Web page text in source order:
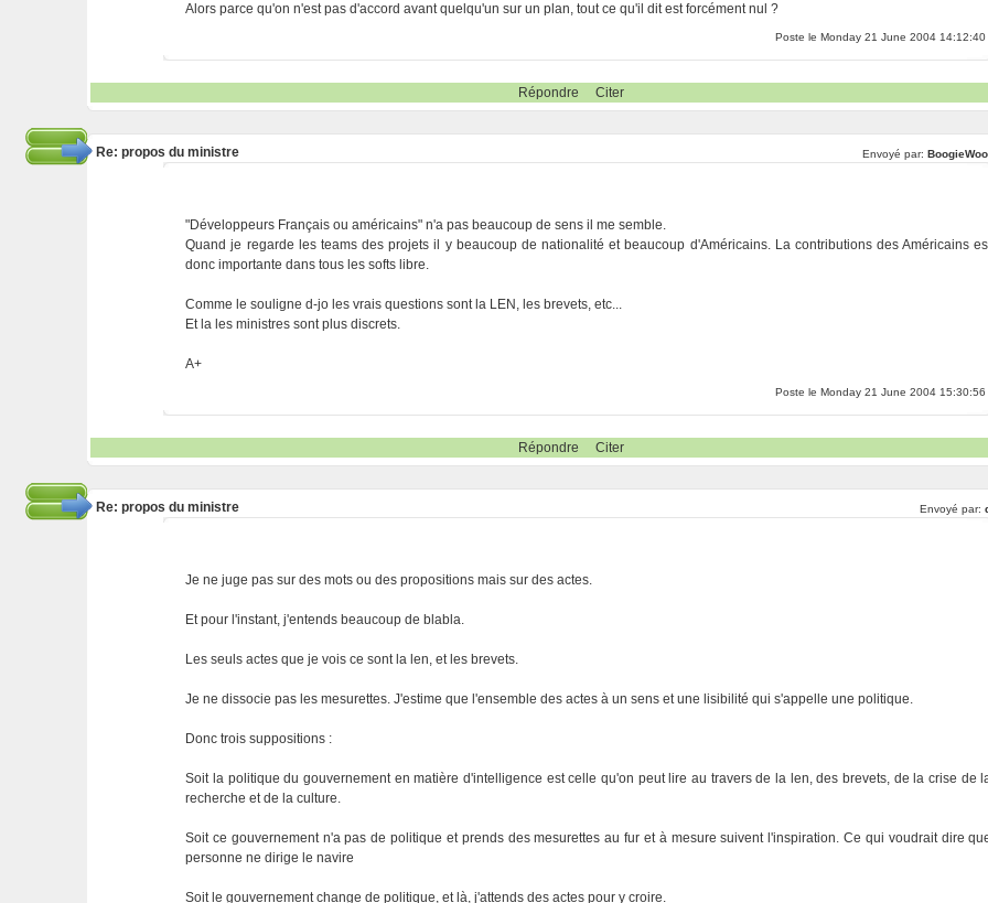
Alors parce qu'on n'est pas d'accord avant quelqu'un sur un plan, tout ce qu'il dit est forcément nul ?
Poste le Monday 21 June 2004 14:12:40
Répondre Citer
Re: propos du ministre Envoyé par:
"Développeurs Français ou américains" n'a pas beaucoup de sens il me semble.
Quand je regarde les teams des projets il y beaucoup de nationalité et beaucoup d'Américains. La contributions des Américains
donc importante dans tous les softs libre.
Comme le souligne d-jo les vrais questions sont la LEN, les brevets, etc...
Et la les ministres sont plus discrets.
A+
Poste le Monday 21 June 2004 15:30:56
Répondre Citer
Re: propos du ministre Envoyé par:
Je ne juge pas sur des mots ou des propositions mais sur des actes.
Et pour l'instant, j'entends beaucoup de blabla.
Les seuls actes que je vois ce sont la len, et les brevets.
Je ne dissocie pas les mesurettes. J'estime que l'ensemble des actes à un sens et une lisibilité qui s'appelle une politique.
Donc trois suppositions :
Soit la politique du gouvernement en matière d'intelligence est celle qu'on peut lire au travers de la len, des brevets, de la crise de
recherche et de la culture.
Soit ce gouvernement n'a pas de politique et prends des mesurettes au fur et à mesure suivent l'inspiration. Ce qui voudrait dire
personne ne dirige le navire
Soit le gouvernement change de politique, et là, j'attends des actes pour y croire.